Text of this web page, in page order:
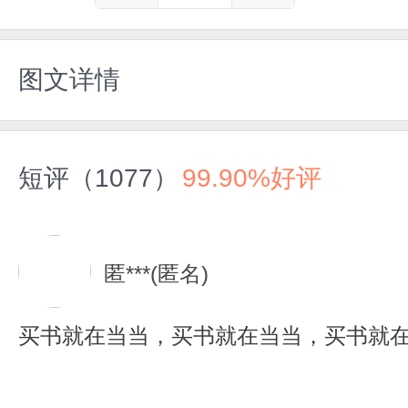
图文详情
短评（1077） 99.90%好评
匿***(匿名)
买书就在当当，买书就在当当，买书就